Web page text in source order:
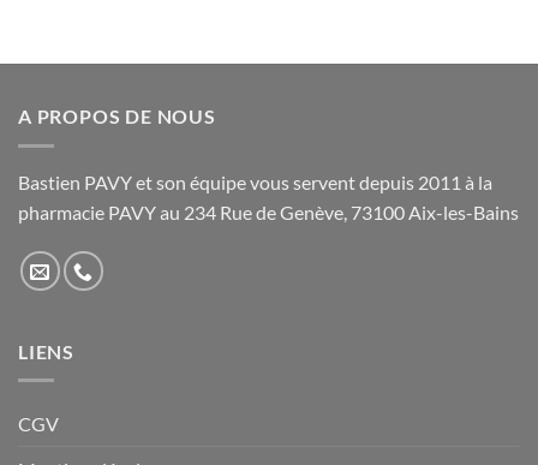
peuvent
choisies
sur
page
du
options
la
page
A PROPOS DE NOUS
Bastien PAVY et son équipe vous servent depuis 2011 à la
pharmacie PAVY au 234 Rue de Genève, 73100 Aix-les-Bains
LIENS
CGV